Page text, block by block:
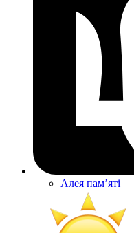
Алея памʼяті